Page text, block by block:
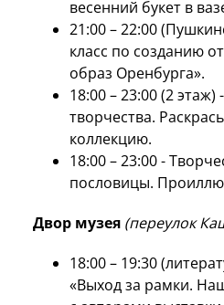
весенний букет в
21:00 – 22:00
класс по созданию
образ Оренбурга».
18:00 – 23:00 (2
творчества.
коллекцию.
18:00 – 23:00 -
пословицы.
Двор музея (переулок
18:00 – 19:30
«Выход за рамки.